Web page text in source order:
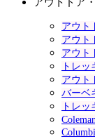
アウトドア
アウト
アウト
アウト
トレ
アウト
バーベ
トレ